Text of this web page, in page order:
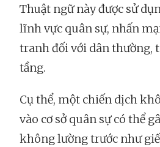
Thuật ngữ này được sử
lĩnh vực quân sự, nhấn
tranh đối với dân thường,
tầng.
Cụ thể, một chiến dịch
vào cơ sở quân sự có thể
không lường trước như